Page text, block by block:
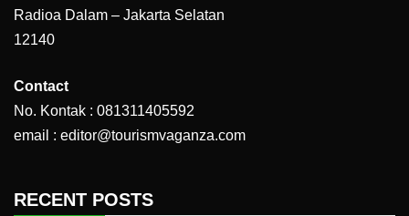
Radioa Dalam – Jakarta Selatan
12140
Contact
No. Kontak : 081311405592
email : editor@tourismvaganza.com
RECENT POSTS